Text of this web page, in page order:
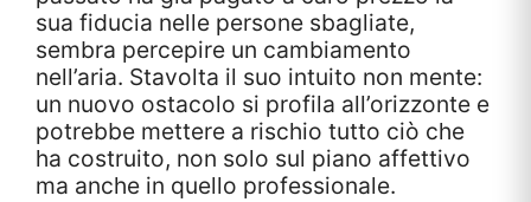
sua fiducia nelle persone sbagliate,
sembra percepire un cambiamento
nell’aria. Stavolta il suo intuito non mente:
un nuovo ostacolo si profila all’orizzonte e
potrebbe mettere a rischio tutto ciò che
ha costruito, non solo sul piano affettivo
ma anche in quello professionale.